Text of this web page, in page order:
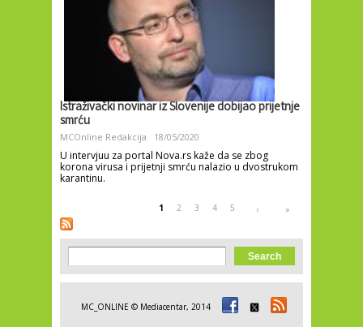
Istraživački novinar iz Slovenije dobijao prijetnje
smrću
MCOnline Redakcija 18/05/2020
U intervjuu za portal Nova.rs kaže da se zbog
korona virusa i prijetnji smrću nalazio u dvostrukom
karantinu.
Pages 1 2 3 4 5 › »
Search form
Search
MC_ONLINE © Mediacentar, 2014